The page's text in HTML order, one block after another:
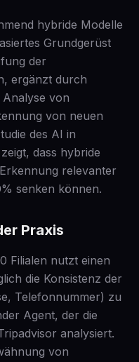
hybride Modelle
Grundgerüst
der
ergänzt durch
von
von neuen
des AI in
dass hybride
relevanter
senken können.
Praxis
Filialen nutzt einen
die Konsistenz der
Telefonnummer) zu
Agent, der die
analysiert.
von